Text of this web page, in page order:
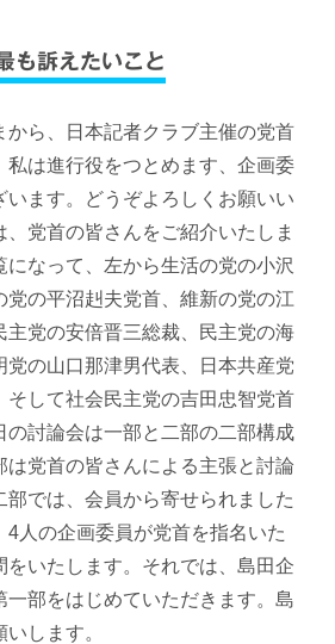
も訴えたいこと
から、日本記者クラブ主催の党首
私は進行役をつとめます、企画委
います。どうぞよろしくお願いい
、党首の皆さんをご紹介いたしま
になって、左から生活の党の小沢
党の平沼赳夫党首、維新の党の江
主党の安倍晋三総裁、民主党の海
党の山口那津男代表、日本共産党
そして社会民主党の吉田忠智党首
の討論会は一部と二部の二部構成
は党首の皆さんによる主張と討論
部では、会員から寄せられました
4人の企画委員が党首を指名いた
をいたします。それでは、島田企
一部をはじめていただきます。島
します。